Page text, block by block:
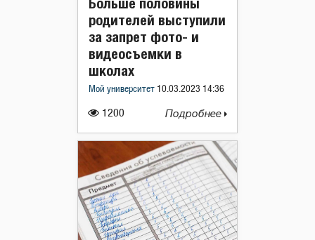
1200
родителей выступили
за запрет фото- и
видеосъемки в
школах
Мой университет 10.03.2023 14:36
Подробнее